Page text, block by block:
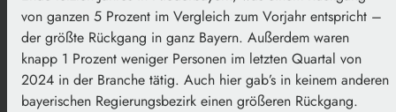
von ganzen 5 Prozent im Vergleich zum Vorjahr entspricht –
der größte Rückgang in ganz Bayern. Außerdem waren
knapp 1 Prozent weniger Personen im letzten Quartal von
2024 in der Branche tätig. Auch hier gab’s in keinem anderen
bayerischen Regierungsbezirk einen größeren Rückgang.